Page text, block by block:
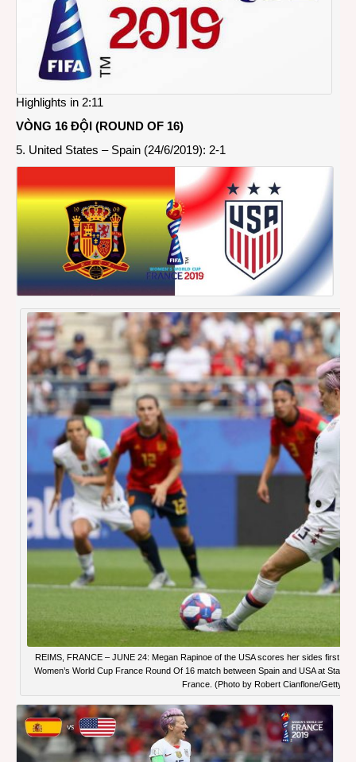
Highlights in 2:11
VÒNG 16 ĐỘI (ROUND OF 16)
5. United States – Spain (24/6/2019): 2-1
REIMS, FRANCE – JUNE 24: Megan Rapinoe of the USA scores her sides first
Women’s World Cup France Round Of 16 match between Spain and USA at Stade
France. (Photo by Robert Cianflone/Getty